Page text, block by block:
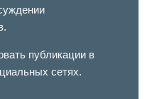
публикации в
сетях.